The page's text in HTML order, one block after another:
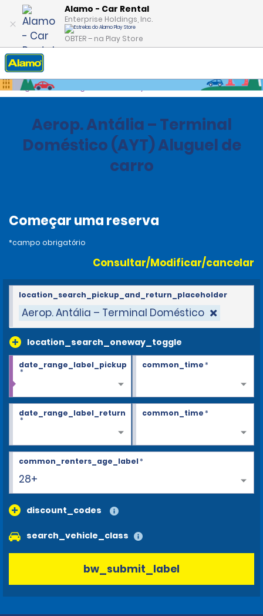
Alamo - Car Rental
Enterprise Holdings, Inc.
OBTER – na Play Store
Página inicial
Aerop. Antália – Terminal
Doméstico (AYT) Aluguel de
carro
Começar uma reserva
*campo obrigatório
Consultar/Modificar/cancelar
Aerop. Antália – Terminal Doméstico
location_search_oneway_toggle
location_search_pickup_and_return_placeholder
date_range_label_pickup
*
common_time*
date_range_label_return
*
common_time*
28+
common_renters_age_label*
discount_codes
search_vehicle_class
bw_submit_label